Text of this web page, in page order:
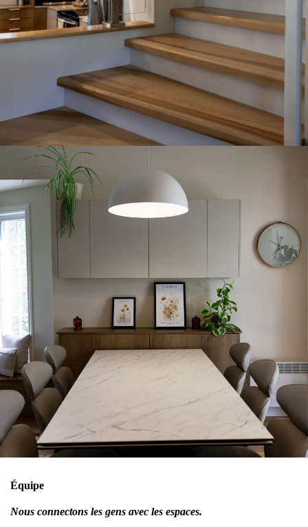
Équipe
Nous connectons les gens avec les espaces.